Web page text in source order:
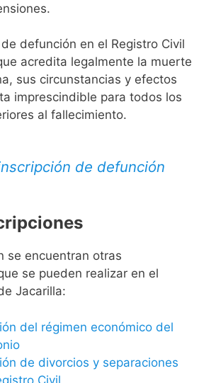
defunción en el Registro Civil
acredita legalmente la muerte
sus circunstancias y efectos
imprescindible para todos los
al fallecimiento.
de defunción
se encuentran otras
se pueden realizar en el
Jacarilla:
del régimen económico del
de divorcios y separaciones
Civil